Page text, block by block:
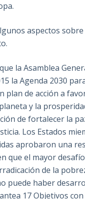
aspectos
la Asamblea
la Agenda 2030
plan de acción a
y la
de fortalecer la
Los Estados
aprobaron una
que el mayor
de la
puede haber
17 Objetivos